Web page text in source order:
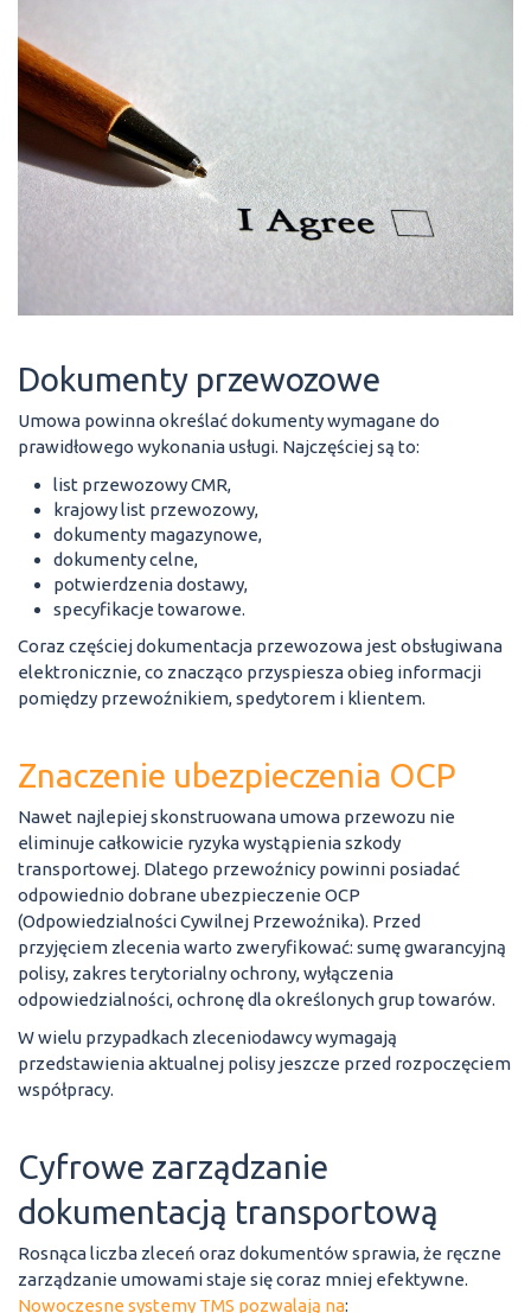
Dokumenty przewozowe
Umowa powinna określać dokumenty wymagane do
prawidłowego wykonania usługi. Najczęściej są to:
list przewozowy CMR,
krajowy list przewozowy,
dokumenty magazynowe,
dokumenty celne,
potwierdzenia dostawy,
specyfikacje towarowe.
Coraz częściej dokumentacja przewozowa jest obsługiwana
elektronicznie, co znacząco przyspiesza obieg informacji
pomiędzy przewoźnikiem, spedytorem i klientem.
Znaczenie ubezpieczenia OCP
Nawet najlepiej skonstruowana umowa przewozu nie
eliminuje całkowicie ryzyka wystąpienia szkody
transportowej. Dlatego przewoźnicy powinni posiadać
odpowiednio dobrane ubezpieczenie OCP
(Odpowiedzialności Cywilnej Przewoźnika). Przed
przyjęciem zlecenia warto zweryfikować: sumę gwarancyjną
polisy, zakres terytorialny ochrony, wyłączenia
odpowiedzialności, ochronę dla określonych grup towarów.
W wielu przypadkach zleceniodawcy wymagają
przedstawienia aktualnej polisy jeszcze przed rozpoczęciem
współpracy.
Cyfrowe zarządzanie
dokumentacją transportową
Rosnąca liczba zleceń oraz dokumentów sprawia, że ręczne
zarządzanie umowami staje się coraz mniej efektywne.
Nowoczesne systemy TMS pozwalają na: